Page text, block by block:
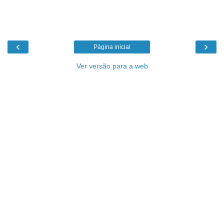
‹ ›
Página inicial
Ver versão para a web